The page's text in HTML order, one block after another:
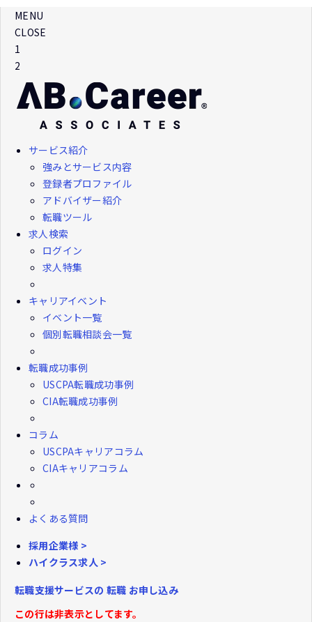
MENU
CLOSE
1
2
サービス紹介
強みとサービス内容
登録者プロファイル
アドバイザー紹介
転職ツール
求人検索
ログイン
求人特集
キャリアイベント
イベント一覧
個別転職相談会一覧
転職成功事例
USCPA転職成功事例
CIA転職成功事例
コラム
USCPAキャリアコラム
CIAキャリアコラム
よくある質問
採用企業様 >
ハイクラス求人 >
転職支援サービスの 転職 お申し込み
この行は非表示としてます。